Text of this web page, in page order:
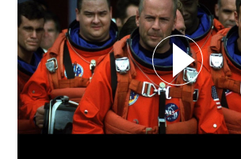
WYBIERZ SWOJĄ PLAYLISTĘ